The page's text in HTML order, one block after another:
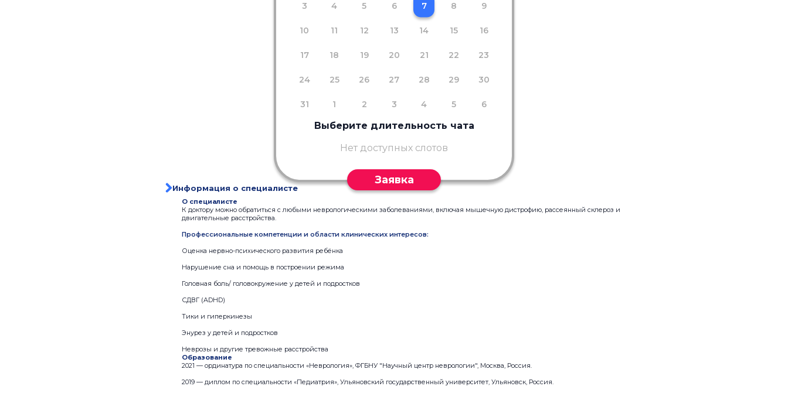
3 4 5 6 7 8 9
10 11 12 13 14 15 16
17 18 19 20 21 22 23
24 25 26 27 28 29 30
31 1 2 3 4 5 6
Выберите длительность чата
Нет доступных слотов
Заявка
Информация о специалисте
О специалисте
К доктору можно обратиться с любыми неврологическими заболеваниями, включая мышечную дистрофию, рассеянный склероз и
двигательные расстройства.
Профессиональные компетенции и области клинических интересов:
Оценка нервно-психического развития ребёнка
Нарушение сна и помощь в построении режима
Головная боль/ головокружение у детей и подростков
СДВГ (ADHD)
Тики и гиперкинезы
Энурез у детей и подростков
Неврозы и другие тревожные расстройства
Образование
2021 — ординатура по специальности «Неврология», ФГБНУ "Научный центр неврологии", Москва, Россия.
2019 — диплом по специальности «Педиатрия», Ульяновский государственный университет, Ульяновск, Россия.